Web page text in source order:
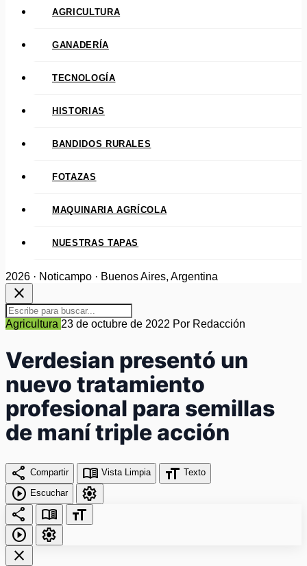
AGRICULTURA
GANADERÍA
TECNOLOGÍA
HISTORIAS
BANDIDOS RURALES
FOTAZAS
MAQUINARIA AGRÍCOLA
NUESTRAS TAPAS
2026 · Noticampo · Buenos Aires, Argentina
close
Agricultura 23 de octubre de 2022 Por Redacción
Verdesian presentó un
nuevo tratamiento
profesional para semillas
de maní triple acción
share Compartir menu_book Vista Limpia format_size Texto
play_circle Escuchar
settings
share
menu_book
format_size
play_circle
settings
close